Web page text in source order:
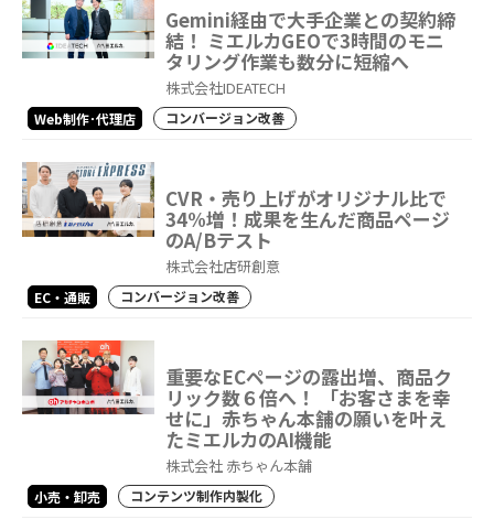
Gemini経由で大手企業との契約締
結！ ミエルカGEOで3時間のモニ
タリング作業も数分に短縮へ
株式会社IDEATECH
Web制作･代理店 コンバージョン改善
CVR・売り上げがオリジナル比で
34%増！成果を生んだ商品ページ
のA/Bテスト
株式会社店研創意
EC・通販 コンバージョン改善
重要なECページの露出増、商品ク
リック数６倍へ！ 「お客さまを幸
せに」赤ちゃん本舗の願いを叶え
たミエルカのAI機能
株式会社 赤ちゃん本舗
小売・卸売 コンテンツ制作内製化